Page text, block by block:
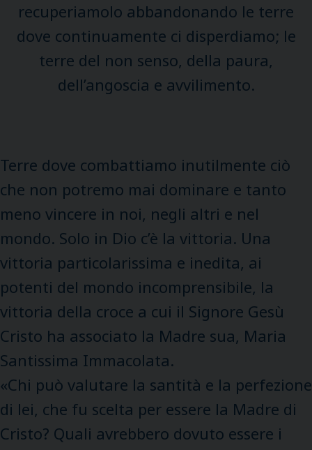
recuperiamolo abbandonando le terre
dove continuamente ci disperdiamo; le
terre del non senso, della paura,
dell’angoscia e avvilimento.
Terre dove combattiamo inutilmente ciò
che non potremo mai dominare e tanto
meno vincere in noi, negli altri e nel
mondo. Solo in Dio c’è la vittoria. Una
vittoria particolarissima e inedita, ai
potenti del mondo incomprensibile, la
vittoria della croce a cui il Signore Gesù
Cristo ha associato la Madre sua, Maria
Santissima Immacolata.
«Chi può valutare la santità e la perfezione
di lei, che fu scelta per essere la Madre di
Cristo? Quali avrebbero dovuto essere i